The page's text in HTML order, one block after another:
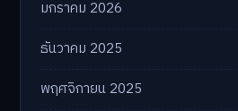
มกราคม 2026
ธันวาคม 2025
พฤศจิกายน 2025